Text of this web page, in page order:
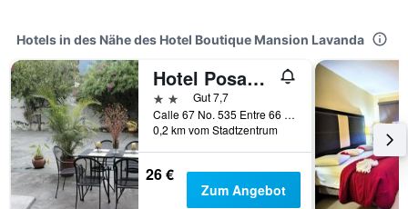
Hotels in des Nähe des Hotel Boutique Mansion Lavanda
Hotel Posada Del Angel
2 SterneGut 7,7
Calle 67 No. 535 Entre 66 Y 68, Centro Historico, Mérida, Yucatán, Mexiko
0,2 km vom Stadtzentrum
26 €
Zum Angebot